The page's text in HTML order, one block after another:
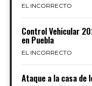
EL INCORRECTO
Control Vehicular
en Puebla
EL INCORRECTO
Ataque a la casa de